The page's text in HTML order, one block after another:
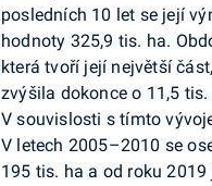
posledních 10 let se její
hodnoty 325,9 tis. ha.
která tvoří její největší
zvýšila dokonce o 11,5
V souvislosti s tímto
V letech 2005–2010 se
195 tis. ha a od roku